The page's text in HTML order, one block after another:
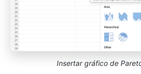
Insertar gráfico de